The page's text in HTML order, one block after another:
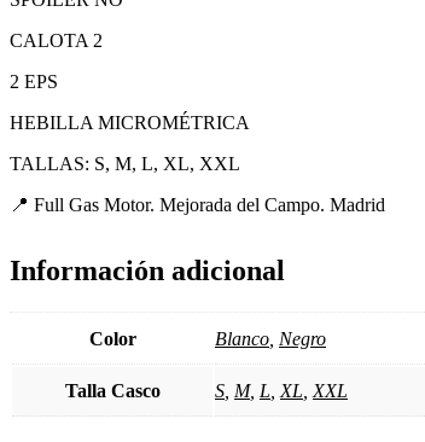
CALOTA 2
2 EPS
HEBILLA MICROMÉTRICA
TALLAS: S, M, L, XL, XXL
📍 Full Gas Motor. Mejorada del Campo. Madrid
Información adicional
Color Blanco Negro
Talla Casco S M, L XL XXL